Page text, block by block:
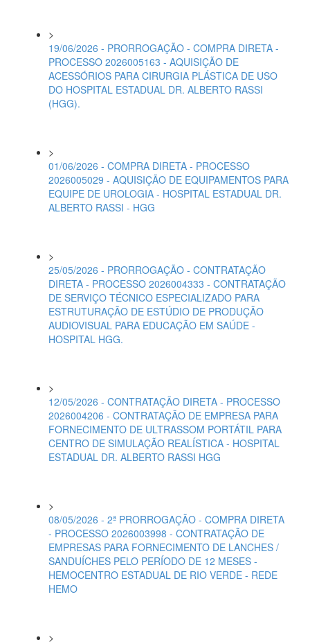
>
19/06/2026 - PRORROGAÇÃO - COMPRA DIRETA -
PROCESSO 2026005163 - AQUISIÇÃO DE
ACESSÓRIOS PARA CIRURGIA PLÁSTICA DE USO
DO HOSPITAL ESTADUAL DR. ALBERTO RASSI
(HGG).
>
01/06/2026 - COMPRA DIRETA - PROCESSO
2026005029 - AQUISIÇÃO DE EQUIPAMENTOS PARA
EQUIPE DE UROLOGIA - HOSPITAL ESTADUAL DR.
ALBERTO RASSI - HGG
>
25/05/2026 - PRORROGAÇÃO - CONTRATAÇÃO
DIRETA - PROCESSO 2026004333 - CONTRATAÇÃO
DE SERVIÇO TÉCNICO ESPECIALIZADO PARA
ESTRUTURAÇÃO DE ESTÚDIO DE PRODUÇÃO
AUDIOVISUAL PARA EDUCAÇÃO EM SAÚDE -
HOSPITAL HGG.
>
12/05/2026 - CONTRATAÇÃO DIRETA - PROCESSO
2026004206 - CONTRATAÇÃO DE EMPRESA PARA
FORNECIMENTO DE ULTRASSOM PORTÁTIL PARA
CENTRO DE SIMULAÇÃO REALÍSTICA - HOSPITAL
ESTADUAL DR. ALBERTO RASSI HGG
>
08/05/2026 - 2ª PRORROGAÇÃO - COMPRA DIRETA
- PROCESSO 2026003998 - CONTRATAÇÃO DE
EMPRESAS PARA FORNECIMENTO DE LANCHES /
SANDUÍCHES PELO PERÍODO DE 12 MESES -
HEMOCENTRO ESTADUAL DE RIO VERDE - REDE
HEMO
>